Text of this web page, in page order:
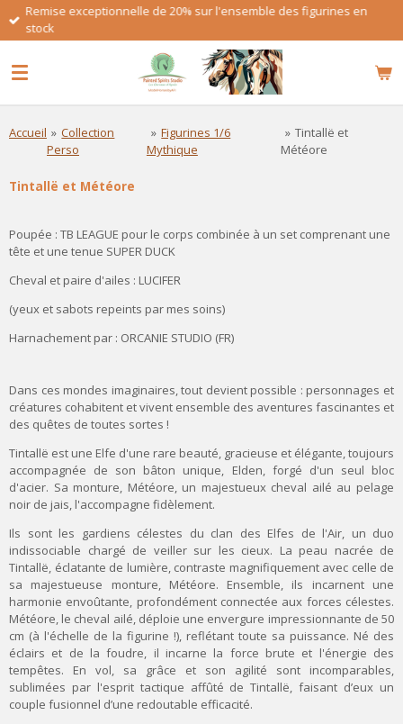
Passer
principal
Remise exceptionnelle de 20% sur l'ensemble des figurines en
stock
Accueil » Collection
Perso
» Figurines 1/6
Mythique
» Tintallë et
Météore
Tintallë et Météore
Poupée : TB LEAGUE pour le corps combinée à un set comprenant une
tête et une tenue SUPER DUCK
Cheval et paire d'ailes : LUCIFER
(yeux et sabots repeints par mes soins)
Harnachement par : ORCANIE STUDIO (FR)
Dans ces mondes imaginaires, tout devient possible : personnages et
créatures cohabitent et vivent ensemble des aventures fascinantes et
des quêtes de toutes sortes !
Tintallë est une Elfe d'une rare beauté, gracieuse et élégante, toujours
accompagnée de son bâton unique, Elden, forgé d'un seul bloc
d'acier. Sa monture, Météore, un majestueux cheval ailé au pelage
noir de jais, l'accompagne fidèlement.
Ils sont les gardiens célestes du clan des Elfes de l'Air, un duo
indissociable chargé de veiller sur les cieux. La peau nacrée de
Tintallë, éclatante de lumière, contraste magnifiquement avec celle de
sa majestueuse monture, Météore. Ensemble, ils incarnent une
harmonie envoûtante, profondément connectée aux forces célestes.
Météore, le cheval ailé, déploie une envergure impressionnante de 50
cm (à l'échelle de la figurine !), reflétant toute sa puissance. Né des
éclairs et de la foudre, il incarne la force brute et l'énergie des
tempêtes. En vol, sa grâce et son agilité sont incomparables,
sublimées par l'esprit tactique affûté de Tintallë, faisant d’eux un
couple fusionnel d’une redoutable efficacité.